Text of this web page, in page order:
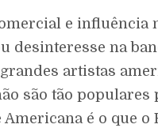
e
desinteresse na
artistas
são tão
é o que o